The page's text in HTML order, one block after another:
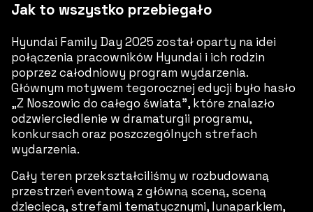
Jak to wszystko przebiegało
Hyundai Family Day 2025 został oparty na idei
połączenia pracowników Hyundai i ich rodzin
poprzez całodniowy program wydarzenia.
Głównym motywem tegorocznej edycji było hasło
„Z Noszowic do całego świata”, które znalazło
odzwierciedlenie w dramaturgii programu,
konkursach oraz poszczególnych strefach
wydarzenia.
Cały teren przekształciliśmy w rozbudowaną
przestrzeń eventową z główną sceną, sceną
dziecięcą, strefami tematycznymi, lunaparkiem,